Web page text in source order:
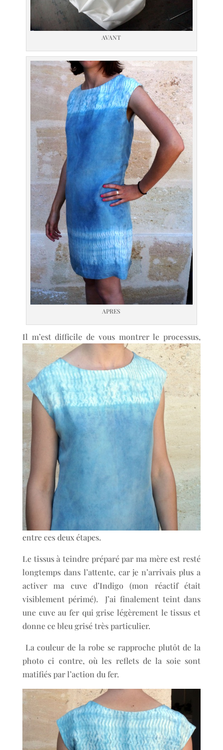
AVANT
APRES
Il m’est difficile de vous montrer le processus,
entre ces deux étapes.
Le tissus à teindre préparé par ma mère est resté
longtemps dans l’attente, car je n’arrivais plus a
activer ma cuve d’Indigo (mon réactif était
visiblement périmé). J’ai finalement teint dans
une cuve au fer qui grise légèrement le tissus et
donne ce bleu grisé très particulier.
La couleur de la robe se rapproche plutôt de la
photo ci contre, où les reflets de la soie sont
matifiés par l’action du fer.